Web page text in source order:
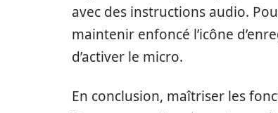
avec des instructions audio.
maintenir enfoncé l’icône
d’activer le micro.
En conclusion, maîtriser les